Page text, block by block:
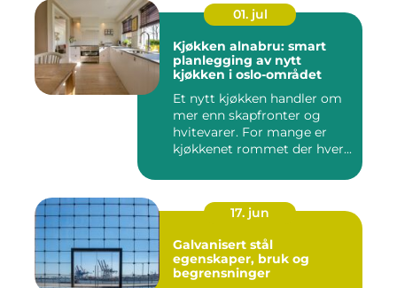
01. jul
Kjøkken alnabru: smart
planlegging av nytt
kjøkken i oslo-området
Et nytt kjøkken handler om
mer enn skapfronter og
hvitevarer. For mange er
kjøkkenet rommet der hver...
17. jun
Galvanisert stål
egenskaper, bruk og
begrensninger